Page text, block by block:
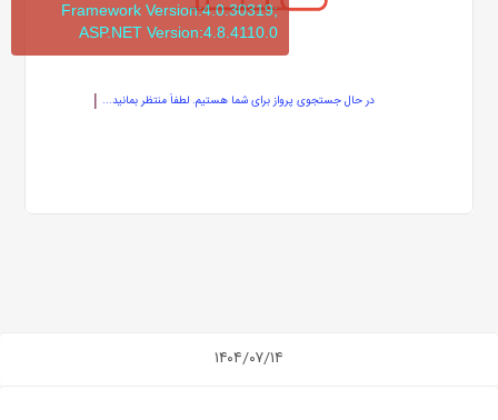
در حال جستجوی پرواز برای شما هستیم. لطفاً منتظر بمانید...
Framework Version:4.0.30319;
ASP.NET Version:4.8.4110.0